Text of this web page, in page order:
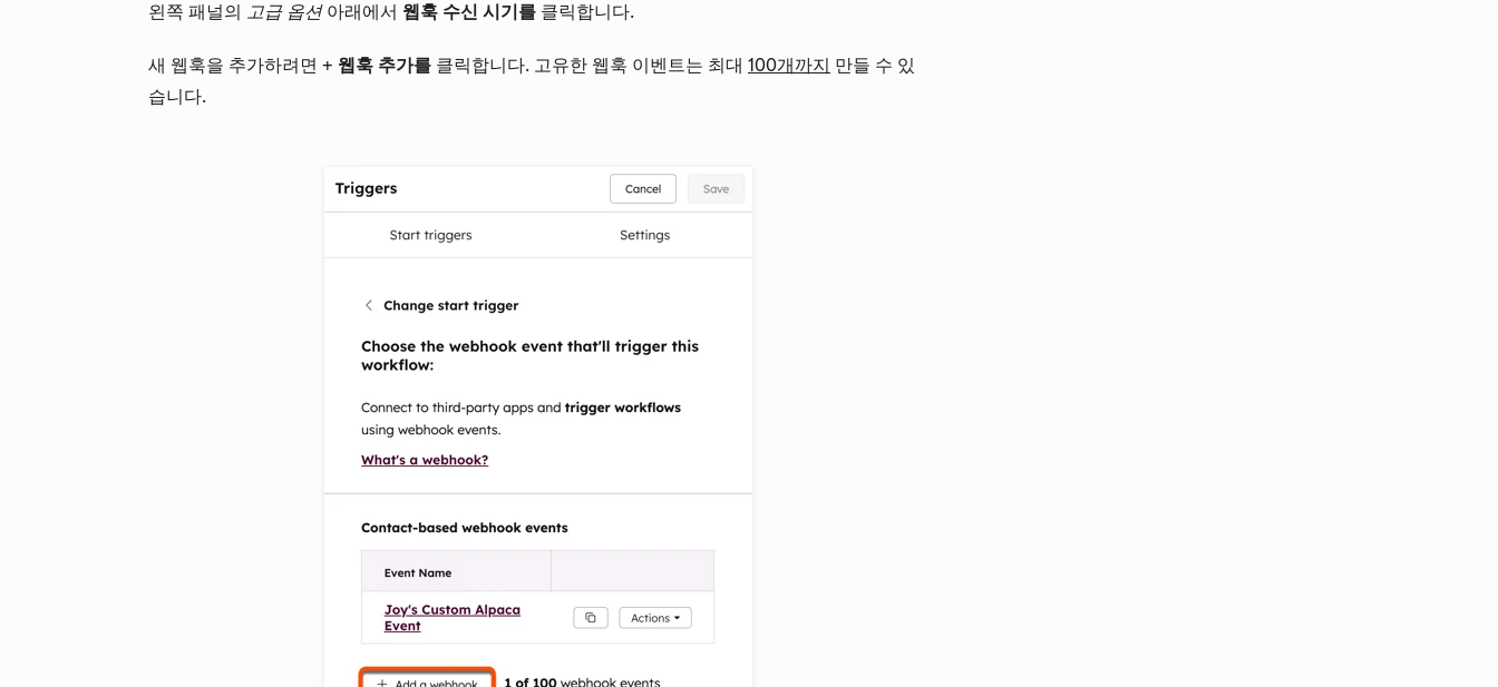
왼쪽 패널의 고급 옵션아래에서 웹훅 수신 시기를 클릭합니다.
새 웹훅을 추가하려면 + 웹훅 추가를 클릭합니다. 고유한 웹훅 이벤트는 최대 100개까지 만들 수 있
습니다.